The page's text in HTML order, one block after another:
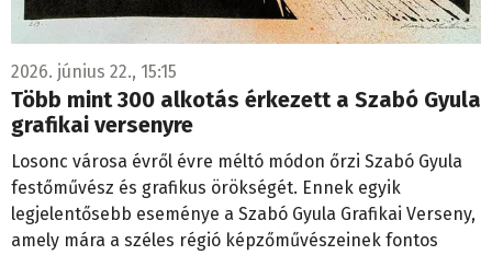
2026. június 22., 15:15
Több mint 300 alkotás érkezett a Szabó Gyula
grafikai versenyre
Losonc városa évről évre méltó módon őrzi Szabó Gyula
festőművész és grafikus örökségét. Ennek egyik
legjelentősebb eseménye a Szabó Gyula Grafikai Verseny,
amely mára a széles régió képzőművészeinek fontos